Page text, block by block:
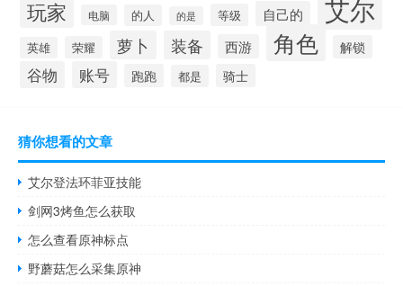
玩家 电脑 的人 的是 等级 自己的 艾尔
英雄 荣耀 萝卜 装备 西游 角色 解锁
谷物 账号 跑跑 都是 骑士
猜你想看的文章
艾尔登法环菲亚技能
剑网3烤鱼怎么获取
怎么查看原神标点
野蘑菇怎么采集原神